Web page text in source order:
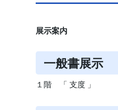
展示案内
一般書展示
１階 「 支度 」